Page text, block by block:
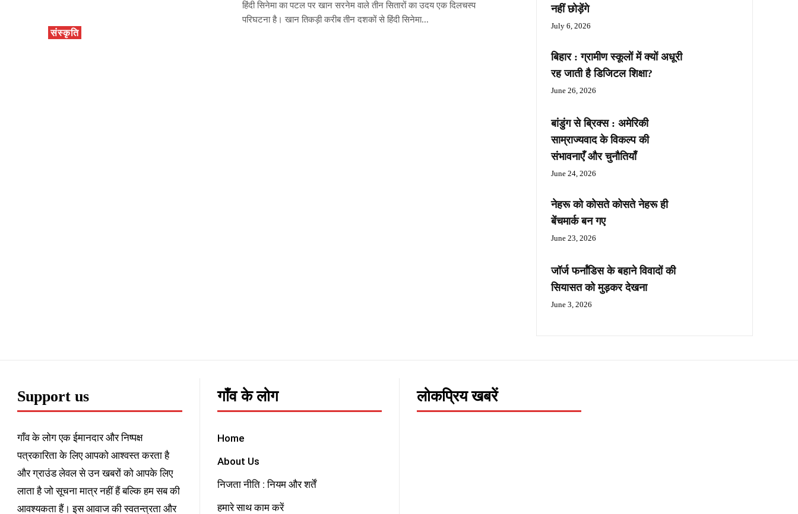
संस्कृति
हिंदी सिनेमा का पटल पर खान सरनेम वाले तीन सितारों का उदय एक दिलचस्प
परिघटना है। खान तिकड़ी करीब तीन दशकों से हिंदी सिनेमा...
नहीं छोड़ेंगे
July 6, 2026
बिहार : ग्रामीण स्कूलों में क्यों अधूरी
रह जाती है डिजिटल शिक्षा?
June 26, 2026
बांडुंग से ब्रिक्स : अमेरिकी
साम्राज्यवाद के विकल्प की
संभावनाएँ और चुनौतियाँ
June 24, 2026
नेहरू को कोसते कोसते नेहरू ही
बेंचमार्क बन गए
June 23, 2026
जॉर्ज फर्नांडिस के बहाने विवादों की
सियासत को मुड़कर देखना
June 3, 2026
Support us
गाँव के लोग एक ईमानदार और निष्पक्ष
पत्रकारिता के लिए आपको आश्वस्त करता है
और ग्राउंड लेवल से उन खबरों को आपके लिए
लाता है जो सूचना मात्र नहीं हैं बल्कि हम सब की
आवश्यकता हैं। इस आवाज की स्वतन्त्रता और
गाँव के लोग
Home
About Us
निजता नीति : नियम और शर्तें
हमारे साथ काम करें
लोकप्रिय खबरें